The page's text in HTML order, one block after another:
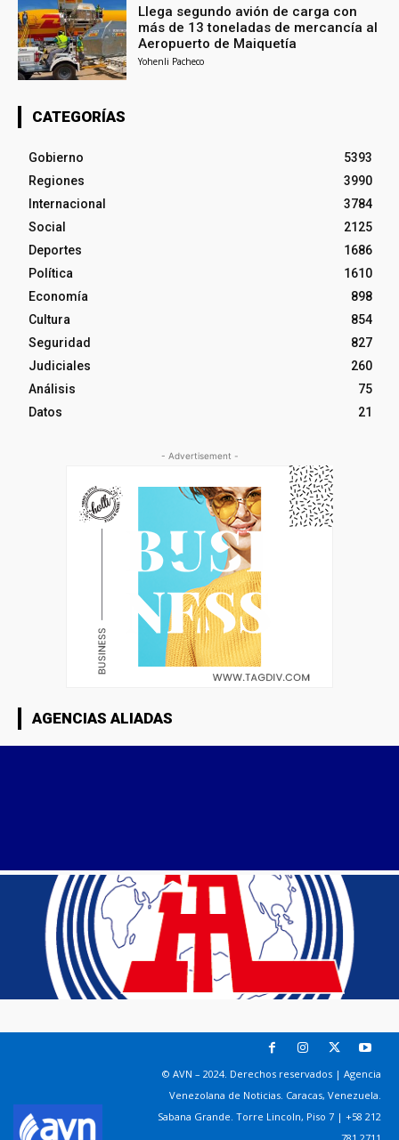
Llega segundo avión de carga con
más de 13 toneladas de mercancía al
Aeropuerto de Maiquetía
Yohenli Pacheco
CATEGORÍAS
Gobierno
5393
Regiones
3990
Internacional
3784
Social
2125
Deportes
1686
Política
1610
Economía
898
Cultura
854
Seguridad
827
Judiciales
260
Análisis
75
Datos
21
- Advertisement -
AGENCIAS ALIADAS
© AVN – 2024. Derechos reservados | Agencia
Venezolana de Noticias. Caracas, Venezuela.
Sabana Grande. Torre Lincoln, Piso 7 | +58 212